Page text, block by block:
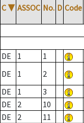
C ▼ ASSOC No. D Code
DE 1 1
DE
1 2
DE
1 3
DE
2 10
DE
2 11